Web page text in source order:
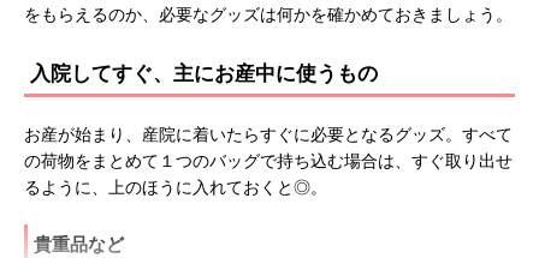
をもらえるのか、必要なグッズは何かを確かめておきましょう。
入院してすぐ、主にお産中に使うもの
お産が始まり、産院に着いたらすぐに必要となるグッズ。すべて
の荷物をまとめて１つのバッグで持ち込む場合は、すぐ取り出せ
るように、上のほうに入れておくと◎。
貴重品など